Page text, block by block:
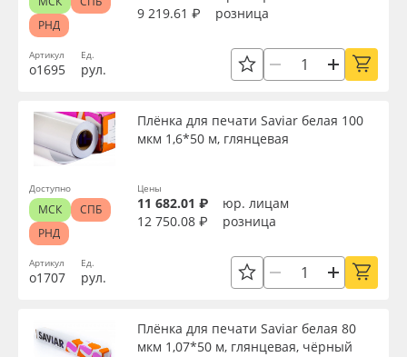
Артикул
о1695
Ед.
рул.
9 219.61 ₽
розница
РНД
Артикул
о1707
Плёнка для печати Saviar белая 100
мкм 1,6*50 м, глянцевая
Ед.
рул.
Цены
11 682.01 ₽
юр. лицам
12 750.08 ₽
розница
Доступно
МСК
СПБ
РНД
Плёнка для печати Saviar белая 80
мкм 1,07*50 м, глянцевая, чёрный